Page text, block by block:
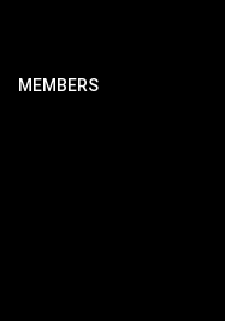
MEMBERS